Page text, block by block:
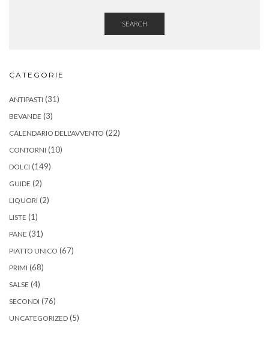
SEARCH
CATEGORIE
ANTIPASTI (31)
BEVANDE (3)
CALENDARIO DELL'AVVENTO (22)
CONTORNI (10)
DOLCI (149)
GUIDE (2)
LIQUORI (2)
LISTE (1)
PANE (31)
PIATTO UNICO (67)
PRIMI (68)
SALSE (4)
SECONDI (76)
UNCATEGORIZED (5)